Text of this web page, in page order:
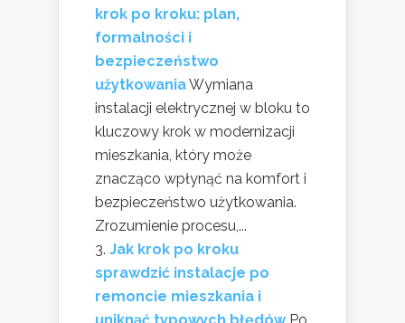
krok po kroku: plan,
formalności i
bezpieczeństwo
użytkowaniaWymiana
instalacji elektrycznej w bloku to
kluczowy krok w modernizacji
mieszkania, który może
znacząco wpłynąć na komfort i
bezpieczeństwo użytkowania.
Zrozumienie procesu,...
Jak krok po kroku
sprawdzić instalacje po
remoncie mieszkania i